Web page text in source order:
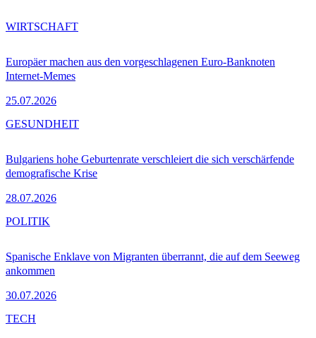
Europäer machen aus den vorgeschlagenen Euro-Banknoten
Internet-Memes
25.07.2026
WIRTSCHAFT
Bulgariens hohe Geburtenrate verschleiert die sich verschärfende
demografische Krise
28.07.2026
GESUNDHEIT
Spanische Enklave von Migranten überrannt, die auf dem Seeweg
ankommen
30.07.2026
POLITIK
TECH